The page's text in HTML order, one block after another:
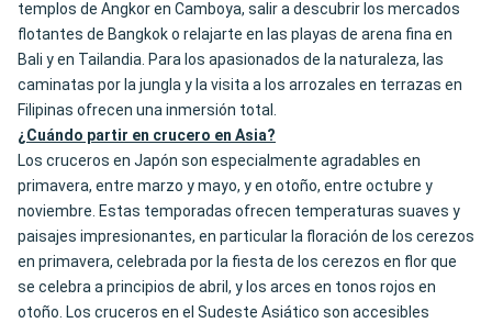
templos de Angkor en Camboya, salir a descubrir los mercados
flotantes de Bangkok o relajarte en las playas de arena fina en
Bali y en Tailandia. Para los apasionados de la naturaleza, las
caminatas por la jungla y la visita a los arrozales en terrazas en
Filipinas ofrecen una inmersión total.
¿Cuándo partir en crucero en Asia?
Los cruceros en Japón son especialmente agradables en
primavera, entre marzo y mayo, y en otoño, entre octubre y
noviembre. Estas temporadas ofrecen temperaturas suaves y
paisajes impresionantes, en particular la floración de los cerezos
en primavera, celebrada por la fiesta de los cerezos en flor que
se celebra a principios de abril, y los arces en tonos rojos en
otoño. Los cruceros en el Sudeste Asiático son accesibles